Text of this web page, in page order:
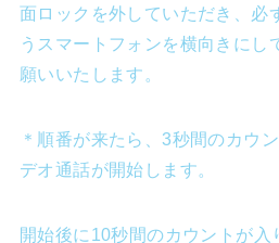
面ロックを外していただき、必
うスマートフォンを横向きにし
願いいたします。
＊順番が来たら、3秒間のカウ
デオ通話が開始します。
開始後に10秒間のカウントが入